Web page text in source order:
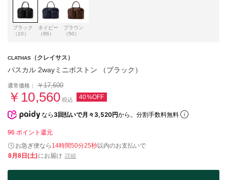
ブラック
（10）
ネイビー
（86）
ブラウン
（50）
CLATHAS （クレイサス）
パスカル 2wayミニボストン （ブラック）
通常価格： ￥17,600
￥10,560 税込 40%OFF
なら 3回払いで月々3,520円から。分割手数料無料
96 ポイント還元
お急ぎ便なら 14時間50分25秒以内のお支払いで
8月8日(土)にお届け 詳細